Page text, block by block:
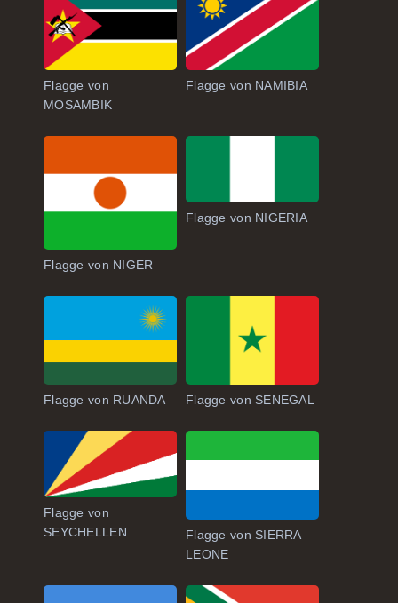
Flagge von
MOSAMBIK
Flagge von NAMIBIA
Flagge von NIGER
Flagge von NIGERIA
Flagge von RUANDA Flagge von SENEGAL
Flagge von
SEYCHELLEN
Flagge von SIERRA
LEONE